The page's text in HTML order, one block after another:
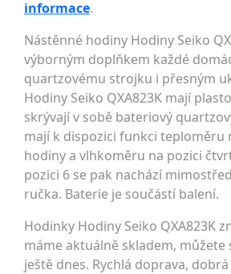
informace.
Nástěnné hodiny Hodiny Seiko
výborným doplňkem každé
quartzovému strojku i přesným
Hodiny Seiko QXA823K mají
skrývají v sobě bateriový
mají k dispozici funkci teploměru
hodiny a vlhkoměru na pozici
pozici 6 se pak nachází
ručka. Baterie je součástí balení.
Hodinky Hodiny Seiko QXA823K
máme aktuálně skladem, můžete
ještě dnes. Rychlá doprava,